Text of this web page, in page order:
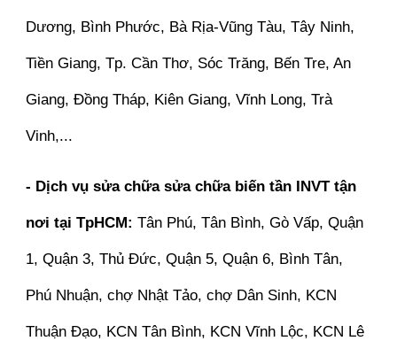
Dương, Bình Phước, Bà Rịa-Vũng Tàu, Tây Ninh,
Tiền Giang, Tp. Cần Thơ, Sóc Trăng, Bến Tre, An
Giang, Đồng Tháp, Kiên Giang, Vĩnh Long, Trà
Vinh,...
- Dịch vụ sửa chữa sửa chữa biến tần INVT tận
nơi tại TpHCM: Tân Phú, Tân Bình, Gò Vấp, Quận
1, Quận 3, Thủ Đức, Quận 5, Quận 6, Bình Tân,
Phú Nhuận, chợ Nhật Tảo, chợ Dân Sinh, KCN
Thuận Đạo, KCN Tân Bình, KCN Vĩnh Lộc, KCN Lê